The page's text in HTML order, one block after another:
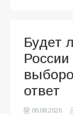
Будет
ответ
06.08.2026